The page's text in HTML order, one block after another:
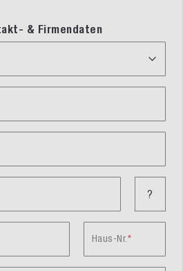
& Firmendaten
?
Haus-Nr.